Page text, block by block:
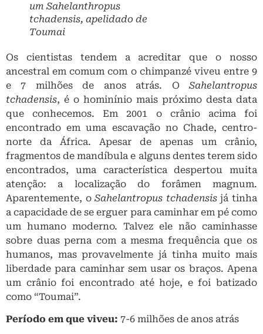
um Sahelanthropus
tchadensis, apelidado de
Toumai
Os cientistas tendem a acreditar que o nosso
ancestral em comum com o chimpanzé viveu entre 9
e 7 milhões de anos atrás. O Sahelantropus
tchadensis, é o hominínio mais próximo desta data
que conhecemos. Em 2001 o crânio acima foi
encontrado em uma escavação no Chade, centro-
norte da África. Apesar de apenas um crânio,
fragmentos de mandíbula e alguns dentes terem sido
encontrados, uma característica despertou muita
atenção: a localização do forâmen magnum.
Aparentemente, oSahelantropus tchadensisjá tinha
a capacidade de se erguer para caminhar em pé como
um humano moderno. Talvez ele não caminhasse
sobre duas perna com a mesma frequência que os
humanos, mas provavelmente já tinha muito mais
liberdade para caminhar sem usar os braços. Apena
um crânio foi encontrado até hoje, e foi batizado
como “Toumai”.
Período em que viveu: 7-6 milhões de anos atrás